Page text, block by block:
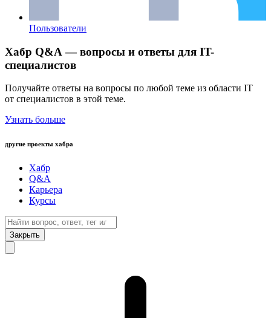
Пользователи
Хабр Q&A — вопросы и ответы для IT-
специалистов
Получайте ответы на вопросы по любой теме из области IT
от специалистов в этой теме.
Узнать больше
другие проекты хабра
Хабр
Q&A
Карьера
Курсы
Закрыть